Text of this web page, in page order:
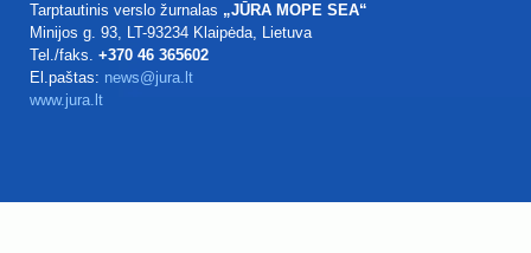
Tarptautinis verslo žurnalas „JŪRA MOPE SEA“
Minijos g. 93, LT-93234 Klaipėda, Lietuva
Tel./faks. +370 46 365602
El.paštas: news@jura.lt
www.jura.lt